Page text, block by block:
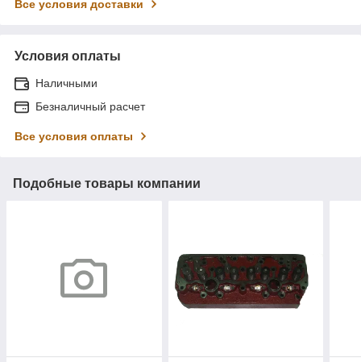
Все условия доставки
Условия оплаты
Наличными
Безналичный расчет
Все условия оплаты
Подобные товары компании